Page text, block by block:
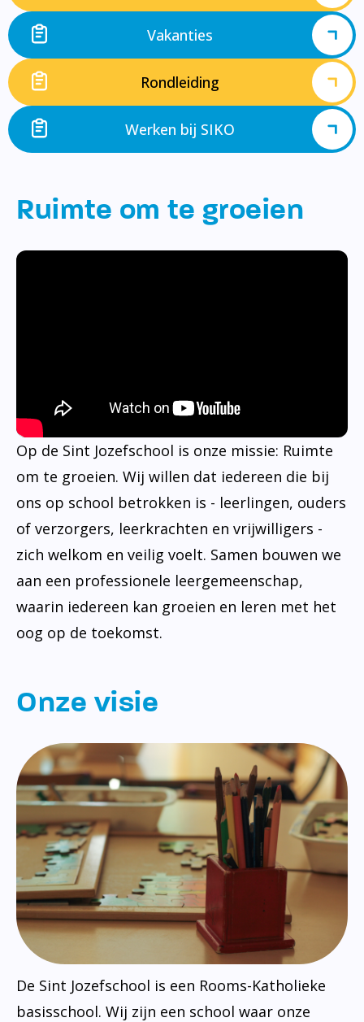
Vakanties
Rondleiding
Werken bij SIKO
Ruimte om te groeien
Op de Sint Jozefschool is onze missie: Ruimte
om te groeien. Wij willen dat iedereen die bij
ons op school betrokken is - leerlingen, ouders
of verzorgers, leerkrachten en vrijwilligers -
zich welkom en veilig voelt. Samen bouwen we
aan een professionele leergemeenschap,
waarin iedereen kan groeien en leren met het
oog op de toekomst.
Onze visie
De Sint Jozefschool is een Rooms-Katholieke
basisschool. Wij zijn een school waar onze